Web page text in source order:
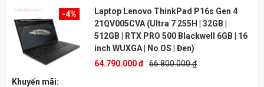
-4%
Laptop Lenovo ThinkPad P16s Gen 4
21QV005CVA (Ultra 7 255H | 32GB |
512GB | RTX PRO 500 Blackwell 6GB | 16
inch WUXGA | No OS | Đen)
64.790.000 đ 66.800.000 ₫
Khuyến mãi: